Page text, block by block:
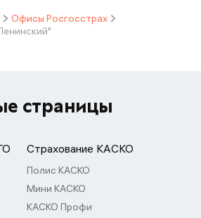
Офисы Росгосстрах
страницы
Страхование КАСКО
Полис КАСКО
Мини КАСКО
КАСКО Профи